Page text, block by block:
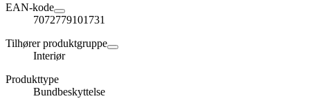
EAN-kode
7072779101731
Tilhører produktgruppe
Interiør
Produkttype
Bundbeskyttelse